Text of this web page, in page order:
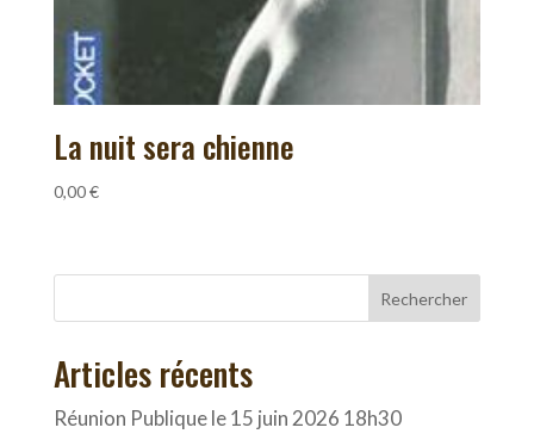
La nuit sera chienne
0,00€
Rechercher
Articles récents
Réunion Publique le 15 juin 2026 18h30